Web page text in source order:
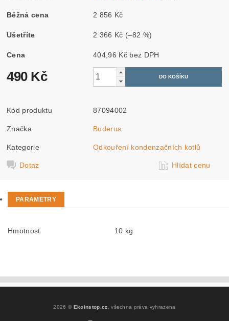
Běžná cena 2 856 Kč
Ušetříte 2 366 Kč (–82 %)
Cena 404,96 Kč bez DPH
490 Kč
Kód produktu 87094002
Značka Buderus
Kategorie Odkouření kondenzačních kotlů
Dotaz Hlídat cenu
PARAMETRY
Hmotnost 10 kg
2026 © Ekoinstop.cz, všechna práva vyhrazena